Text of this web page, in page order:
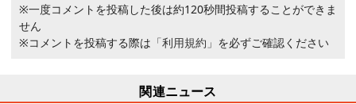
※一度コメントを投稿した後は約120秒間投稿することができま
せん
※コメントを投稿する際は 「利用規約」 を必ずご確認ください
関連ニュース